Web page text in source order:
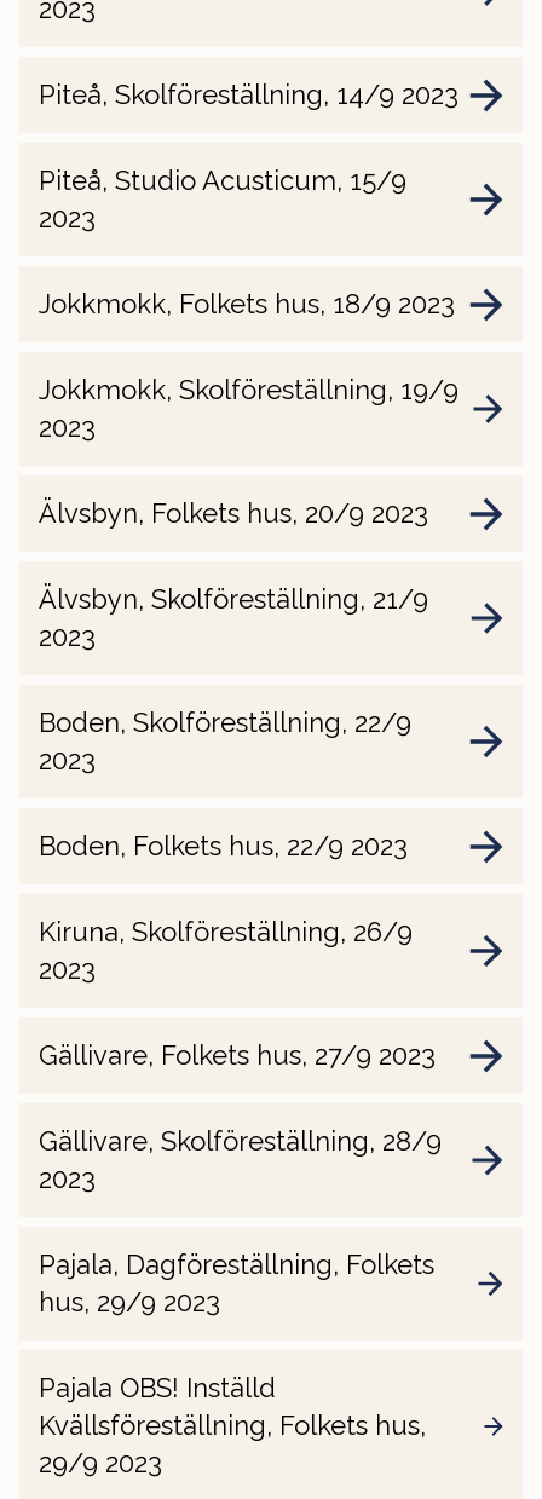
2023
Piteå, Skolföreställning, 14/9 2023
Piteå, Studio Acusticum, 15/9
2023
Jokkmokk, Folkets hus, 18/9 2023
Jokkmokk, Skolföreställning, 19/9
2023
Älvsbyn, Folkets hus, 20/9 2023
Älvsbyn, Skolföreställning, 21/9
2023
Boden, Skolföreställning, 22/9
2023
Boden, Folkets hus, 22/9 2023
Kiruna, Skolföreställning, 26/9
2023
Gällivare, Folkets hus, 27/9 2023
Gällivare, Skolföreställning, 28/9
2023
Pajala, Dagföreställning, Folkets
hus, 29/9 2023
Pajala OBS! Inställd
Kvällsföreställning, Folkets hus,
29/9 2023